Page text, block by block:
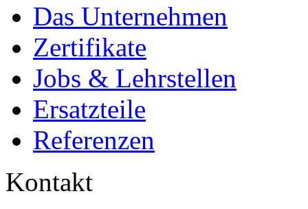
Das Unternehmen
Zertifikate
Jobs & Lehrstellen
Ersatzteile
Referenzen
Kontakt